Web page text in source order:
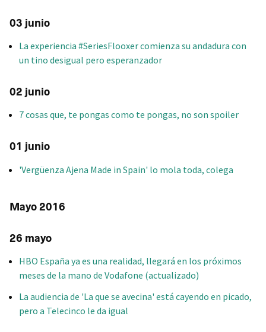
03 junio
La experiencia #SeriesFlooxer comienza su andadura con
un tino desigual pero esperanzador
02 junio
7 cosas que, te pongas como te pongas, no son spoiler
01 junio
'Vergüenza Ajena Made in Spain' lo mola toda, colega
Mayo 2016
26 mayo
HBO España ya es una realidad, llegará en los próximos
meses de la mano de Vodafone (actualizado)
La audiencia de 'La que se avecina' está cayendo en picado,
pero a Telecinco le da igual